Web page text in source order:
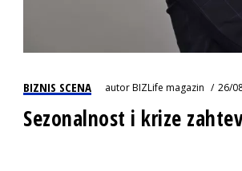
BIZNIS SCENA autorBIZLife magazin 26/
Sezonalnost i krize